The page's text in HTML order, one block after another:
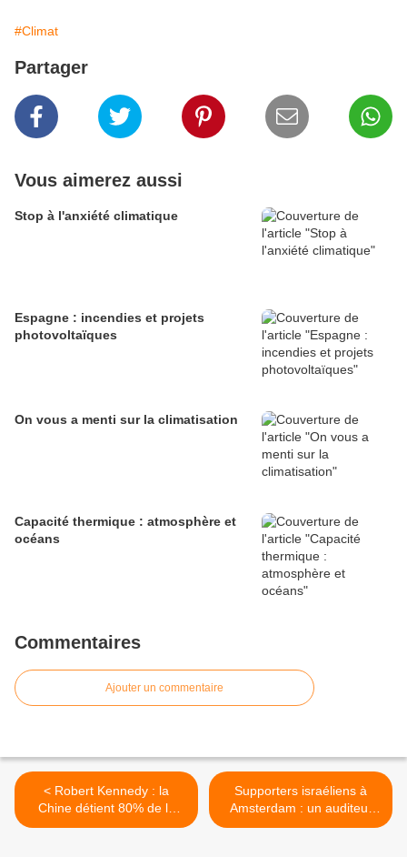
#Climat
Partager
Vous aimerez aussi
Stop à l'anxiété climatique
Espagne : incendies et projets
photovoltaïques
On vous a menti sur la climatisation
Capacité thermique : atmosphère et
océans
Commentaires
Ajouter un commentaire
< Robert Kennedy : la
Chine détient 80% de la
production de porc aux
Supporters israéliens à
Amsterdam : un auditeur
clarifie >